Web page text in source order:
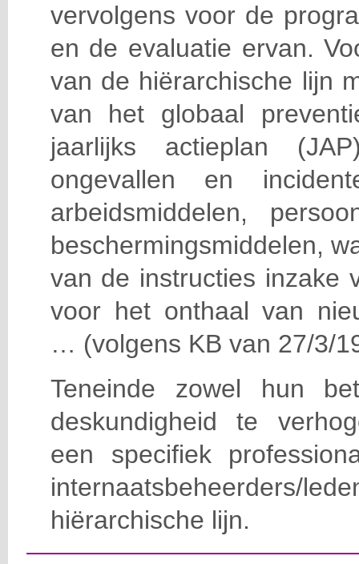
vervolgens voor de
en de evaluatie ervan.
van de hiërarchische lijn
van het globaal
jaarlijks actieplan
ongevallen en
arbeidsmiddelen,
beschermingsmiddelen,
van de instructies inzake
voor het onthaal van
… (volgens KB van 27/3/
Teneinde zowel hun
deskundigheid te
een specifiek
hiërarchische lijn.